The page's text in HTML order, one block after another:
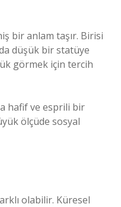
bir anlam taşır. Birisi
düşük bir statüye
görmek için tercih
hafif ve esprili bir
ölçüde sosyal
olabilir. Küresel